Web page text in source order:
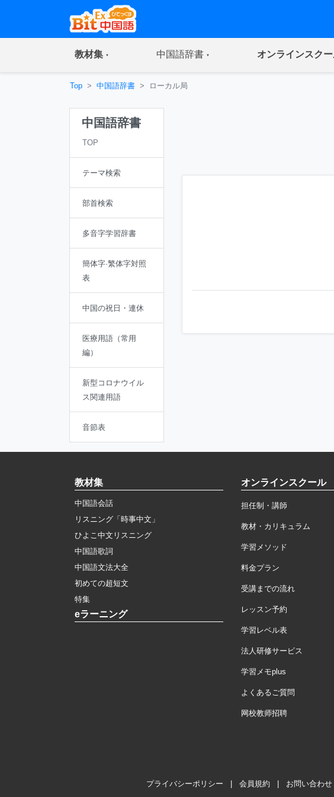
教材集(current) 中国語辞書(current) オンラインスク
Top 中国語辞書 ローカル局
中国語辞書
TOP
テーマ検索
部首検索
多音字学習辞書
簡体字·繁体字対照
表
中国の祝日・連休
医療用語（常用
編）
新型コロナウイル
ス関連用語
音節表
教材集
中国語会話
リスニング「時事中文」
ひよこ中文リスニング
中国語歌詞
中国語文法大全
初めての超短文
特集
eラーニング
オンラインスクール
担任制・講師
教材・カリキュラム
学習メソッド
料金プラン
受講までの流れ
レッスン予約
学習レベル表
法人研修サービス
学習メモplus
よくあるご質問
网校教师招聘
プライバシーポリシー 会員規約 お問い合わせ